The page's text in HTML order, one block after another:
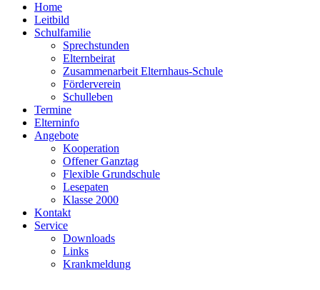
Home
Leitbild
Schulfamilie
Sprechstunden
Elternbeirat
Zusammenarbeit Elternhaus-Schule
Förderverein
Schulleben
Termine
Elterninfo
Angebote
Kooperation
Offener Ganztag
Flexible Grundschule
Lesepaten
Klasse 2000
Kontakt
Service
Downloads
Links
Krankmeldung